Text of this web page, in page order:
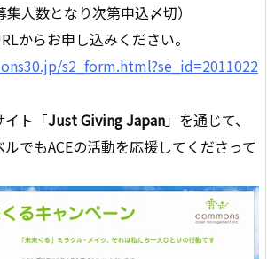
人数となり次第申込〆切）
らお申し込みください。
s2_form.html?se_id=2011022
イト「Just Giving Japan」を通じて、
でもACEの活動を応援してくださって